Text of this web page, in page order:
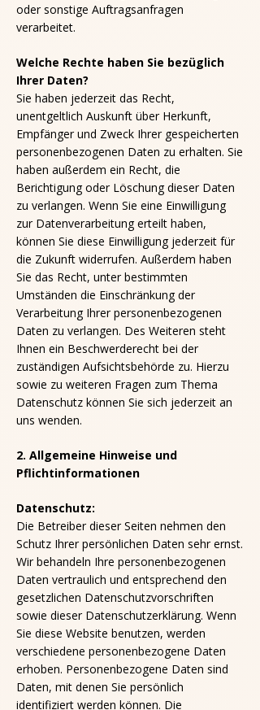
oder sonstige Auftragsanfragen
verarbeitet.
Welche Rechte haben Sie bezüglich
Ihrer Daten?
Sie haben jederzeit das Recht,
unentgeltlich Auskunft über Herkunft,
Empfänger und Zweck Ihrer gespeicherten
personenbezogenen Daten zu erhalten. Sie
haben außerdem ein Recht, die
Berichtigung oder Löschung dieser Daten
zu verlangen. Wenn Sie eine Einwilligung
zur Datenverarbeitung erteilt haben,
können Sie diese Einwilligung jederzeit für
die Zukunft widerrufen. Außerdem haben
Sie das Recht, unter bestimmten
Umständen die Einschränkung der
Verarbeitung Ihrer personenbezogenen
Daten zu verlangen. Des Weiteren steht
Ihnen ein Beschwerderecht bei der
zuständigen Aufsichtsbehörde zu. Hierzu
sowie zu weiteren Fragen zum Thema
Datenschutz können Sie sich jederzeit an
uns wenden.
2. Allgemeine Hinweise und
Pflichtinformationen
Datenschutz:​
Die Betreiber dieser Seiten nehmen den
Schutz Ihrer persönlichen Daten sehr ernst.
Wir behandeln Ihre personenbezogenen
Daten vertraulich und entsprechend den
gesetzlichen Datenschutzvorschriften
sowie dieser Datenschutzerklärung. Wenn
Sie diese Website benutzen, werden
verschiedene personenbezogene Daten
erhoben. Personenbezogene Daten sind
Daten, mit denen Sie persönlich
identifiziert werden können. Die